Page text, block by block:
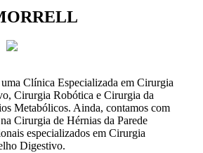
Clínica Especializada em Cirurgia
Cirurgia Robótica e Cirurgia da
Metabólicos. Ainda, contamos com
Cirurgia de Hérnias da Parede
especializados em Cirurgia
Digestivo.